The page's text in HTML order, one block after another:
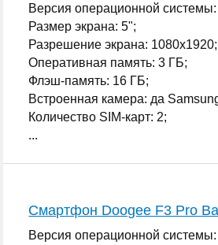
Версия операционной
Размер экрана: 5";
Разрешение экрана: 1080x1920;
Оперативная память: 3 ГБ;
Флэш-память: 16 ГБ;
Встроенная камера: да
Количество SIM-карт: 2;
...
Смартфон Doogee F3 Pro
Версия операционной